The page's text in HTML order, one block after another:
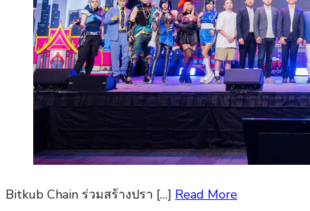
Bitkub Chain ร่วมสร้างปรา […] Read More